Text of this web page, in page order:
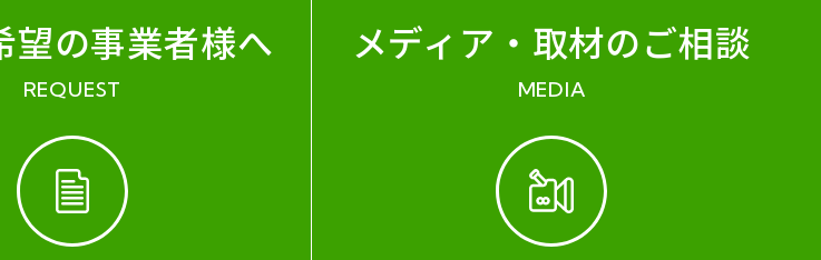
望の事業者様へ
REQUEST
メディア・ 取材のご相談
MEDIA